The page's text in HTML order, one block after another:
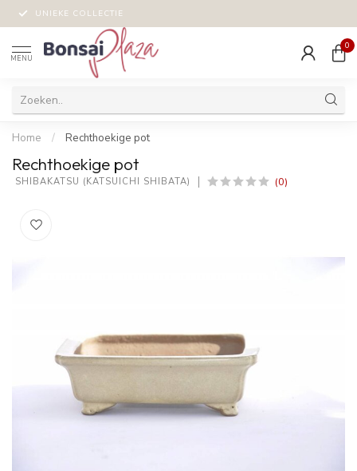
UNIEKE COLLECTIE
MENU
0
Home / Rechthoekige pot
Rechthoekige pot
SHIBAKATSU (KATSUICHI SHIBATA) (0)